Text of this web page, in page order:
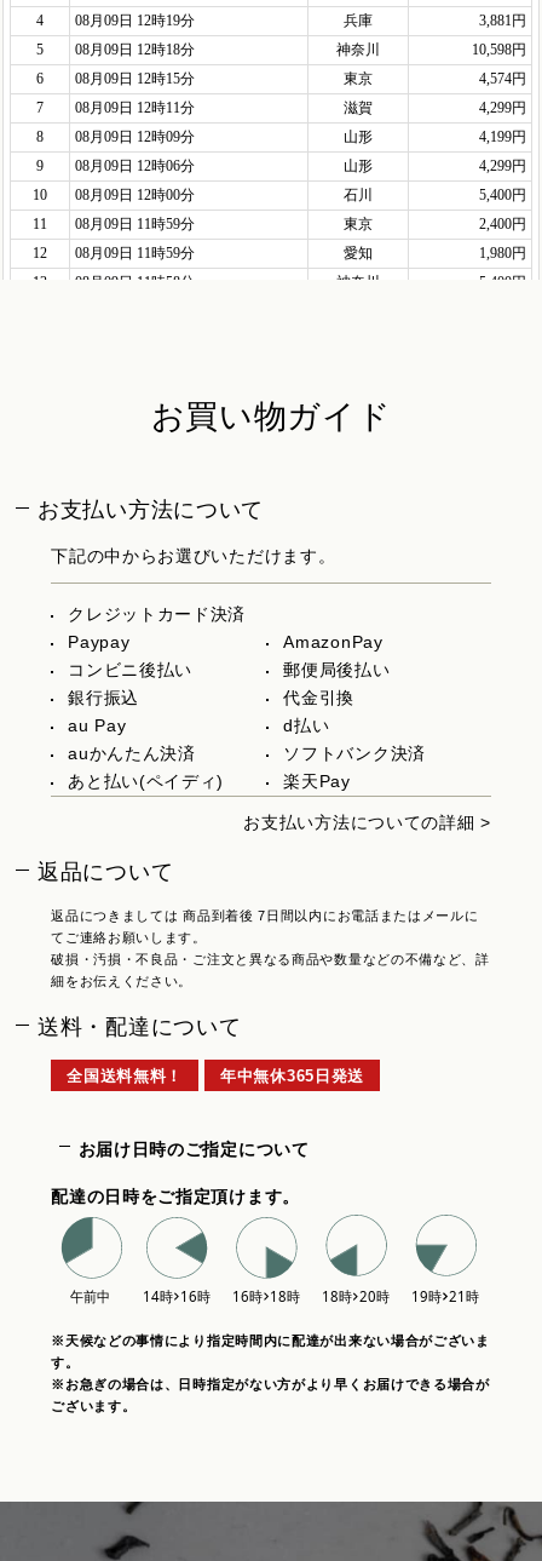
お買い物ガイド
お支払い方法について
下記の中からお選びいただけます。
クレジットカード決済
Paypay
AmazonPay
コンビニ後払い
郵便局後払い
銀行振込
代金引換
au Pay
d払い
auかんたん決済
ソフトバンク決済
あと払い(ペイディ)
楽天Pay
お支払い方法についての詳細 >
返品について
返品につきましては 商品到着後 7日間以内にお電話またはメールに
てご連絡お願いします。
破損・汚損・不良品・ご注文と異なる商品や数量などの不備など、詳
細をお伝えください。
送料・配達について
全国送料無料！ 年中無休365日発送
お届け日時のご指定について
配達の日時をご指定頂けます。
※天候などの事情により指定時間内に配達が出来ない場合がございま
す。
※お急ぎの場合は、日時指定がない方がより早くお届けできる場合が
ございます。